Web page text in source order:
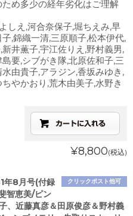
め多少の経年劣化はご理解
しえ,河合奈保子,堀ちえみ,早
,錦織一清,三原順子,松本伊代,
井薫子,宇江佐りえ,野村義男,
要,シブがき隊,北原佐和子,三
由貴子,アラジン,香坂みゆき,
やかおり,荒木由美子,水野き
¥8,800(税込)
クリックポスト他可
8月号(付録
智恵美/ピン
、近藤真彦＆田原俊彦＆野村義